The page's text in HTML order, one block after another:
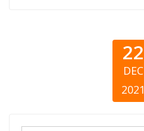
22
DEC
2021